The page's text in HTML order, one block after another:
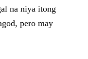
na niya itong
pero may